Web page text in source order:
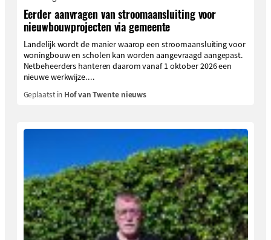
Eerder aanvragen van stroomaansluiting voor
nieuwbouwprojecten via gemeente
Landelijk wordt de manier waarop een stroomaansluiting voor
woningbouw en scholen kan worden aangevraagd aangepast.
Netbeheerders hanteren daarom vanaf 1 oktober 2026 een
nieuwe werkwijze....
Geplaatst in Hof van Twente nieuws